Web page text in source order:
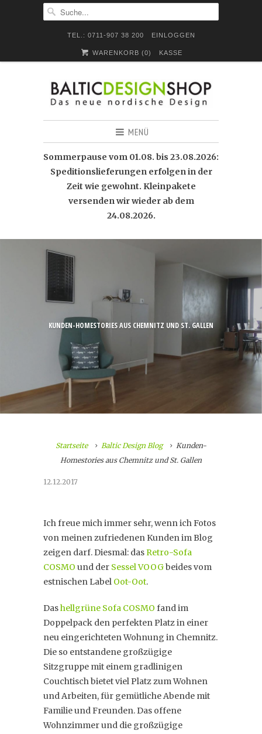
TEL.: 0711-907 38 200 EINLOGGEN
WARENKORB (0) KASSE
MENÜ
Sommerpause vom 01.08. bis 23.08.2026:
Speditionslieferungen erfolgen in der
Zeit wie gewohnt. Kleinpakete
versenden wir wieder ab dem
24.08.2026.
KUNDEN-HOMESTORIES AUS CHEMNITZ UND ST. GALLEN
Startseite Baltic Design Blog
Kunden-
Homestories aus Chemnitz und St. Gallen
12.12.2017
Ich freue mich immer sehr, wenn ich Fotos
von meinen zufriedenen Kunden im Blog
zeigen darf. Diesmal: dasRetro-Sofa
COSMO und der Sessel VOOGbeides vom
estnischen Label Oot-Oot.
Dashellgrüne Sofa COSMO fand im
Doppelpack den perfekten Platz in einer
neu eingerichteten Wohnung in Chemnitz.
Die so entstandene großzügige
Sitzgruppe mit einem gradlinigen
Couchtisch bietet viel Platz zum Wohnen
und Arbeiten, für gemütliche Abende mit
Familie und Freunden. Das offene
Wohnzimmer und die großzügige